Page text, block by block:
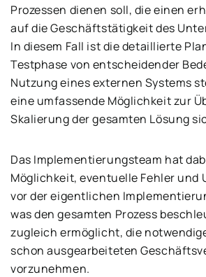
Prozessen dienen soll, die einen
auf die Geschäftstätigkeit des
In diesem Fall ist die detaillierte
Testphase von entscheidender
Nutzung eines externen Systems
eine umfassende Möglichkeit zur
Skalierung der gesamten Lösung
Das Implementierungsteam hat
Möglichkeit, eventuelle Fehler und
vor der eigentlichen
was den gesamten Prozess
zugleich ermöglicht, die
schon ausgearbeiteten
vorzunehmen.